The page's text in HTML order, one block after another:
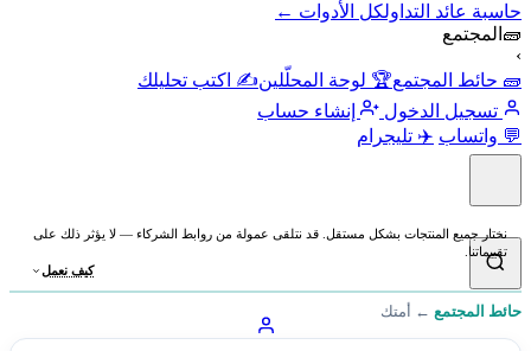
حاسبة عائد التداولكل الأدوات ←
🧱 المجتمع
›
🧱 حائط المجتمع🏆 لوحة المحلّلين✍️ اكتب تحليلك
تسجيل الدخول
إنشاء حساب
💬 واتساب ✈️ تليجرام
نختار جميع المنتجات بشكل مستقل. قد نتلقى عمولة من روابط الشركاء — لا يؤثر ذلك على
تقييماتنا.
كيف نعمل
حائط المجتمع ← أمتك